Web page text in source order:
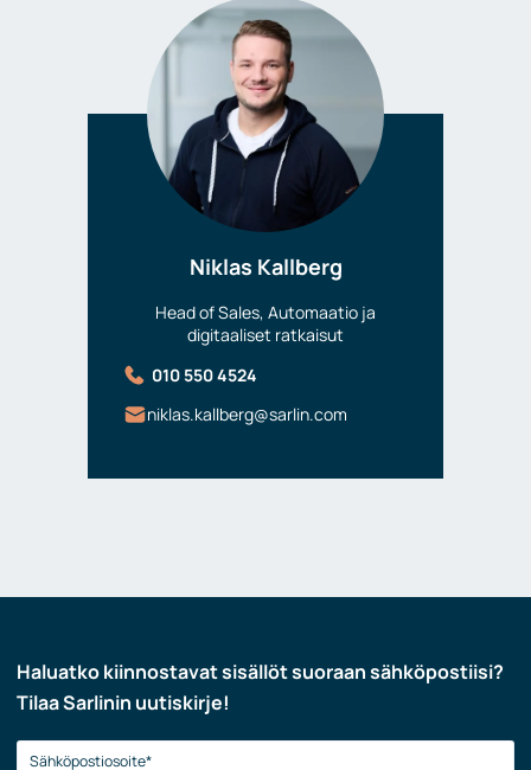
Niklas Kallberg
Head of Sales, Automaatio ja
digitaaliset ratkaisut
010 550 4524
niklas.kallberg@sarlin.com
Haluatko kiinnostavat sisällöt suoraan sähköpostiisi?
Tilaa Sarlinin uutiskirje!